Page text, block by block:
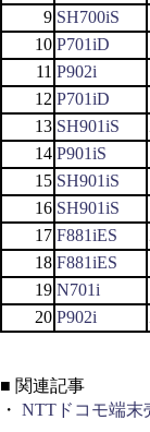
9 SH700iS
10 P701iD
11 P902i
12 P701iD
13 SH901iS
14 P901iS
15 SH901iS
16 SH901iS
17 F881iES
18 F881iES
19 N701i
20 P902i
■ 関連記事
・ NTTドコモ端末